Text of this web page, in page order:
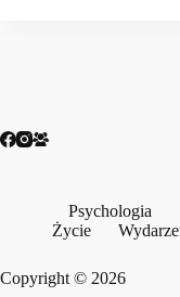
Psychologia
Życie
Copyright © 2026